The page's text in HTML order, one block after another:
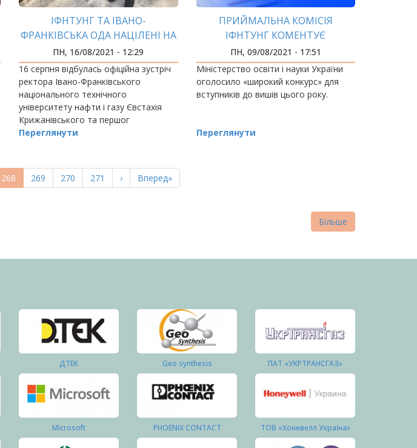
ІФНТУНГ ТА ІВАНО-
ФРАНКІВСЬКА ОДА НАЦІЛЕНІ НА
СПІЛЬНУ РОБОТУ З
ГРОМАДАМИ
ПН, 16/08/2021 - 12:29
16 серпня відбулась офіційна зустріч
ректора Івано-Франківського
національного технічного
університету нафти і газу Євстахія
Крижанівського та першог
Переглянути
ПРИЙМАЛЬНА КОМІСІЯ
ІФНТУНГ КОМЕНТУЄ
ПН, 09/08/2021 - 17:51
Міністерство освіти і науки України
оголосило «широкий конкурс» для
вступників до вишів цього року.
Переглянути
Поточна
сторінка
268 Page
269 Page
270 Page
271
Наступна
сторінка
›
Остання
сторінка
Вперед»
Більше
ДТЕК Geo synthesis ПАТ «УКРТРАНСГАЗ»
Microsoft PHOENIX CONTACT ТОВ «Хоневелл Україна»